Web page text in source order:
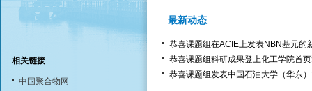
相关链接
中国聚合物网
最新动态
恭喜课题组在ACIE上发表NBN基元的
恭喜课题组科研成果登上化工学院首
恭喜课题组发表中国石油大学（华东